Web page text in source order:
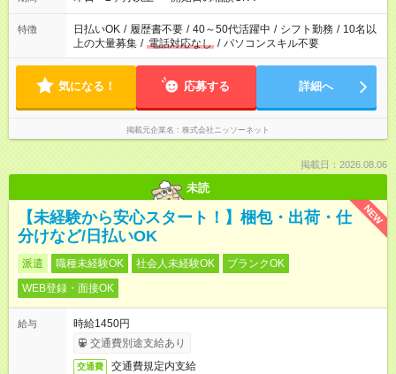
特徴 日払いOK / 履歴書不要 / 40～50代活躍中 / シフト勤務 / 10名以
上の大量募集 / 電話対応なし / パソコンスキル不要
気になる！ 応募する 詳細へ
掲載元企業名 株式会社ニッソーネット
掲載日：2026.08.06
未読
NEW
【未経験から安心スタート！】梱包・出荷・仕
分けなど/日払いOK
派遣 職種未経験OK 社会人未経験OK
ブランクOK
WEB登録・面接OK
給与
時給1450円
交通費別途支給あり
交通費 交通費規定内支給